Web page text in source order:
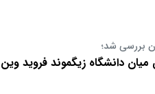
بررسی شد؛
میان دانشگاه زیگموند فروید